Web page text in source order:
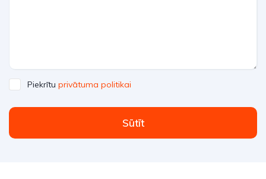
Piekrītu privātuma politikai
Sūtīt